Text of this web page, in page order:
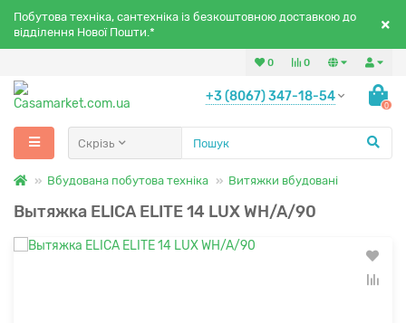
Побутова техніка, сантехніка із безкоштовною доставкою до
відділення Нової Пошти.*
0
0
+3 (8067) 347-18-54
0
Скрізь
Вбудована побутова техніка Витяжки вбудовані
Вытяжка ELICA ELITE 14 LUX WH/A/90